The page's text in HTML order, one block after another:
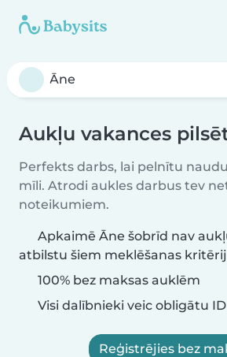
Aukļu vakances
Perfekts darbs, lai pelnītu
mīli. Atrodi aukles darbus tev
noteikumiem.
Apkaimē Āne šobrīd nav
atbilstu šiem meklēšanas
100% bez maksas auklēm
Visi dalībnieki veic obligātu
Reģistrējies bez